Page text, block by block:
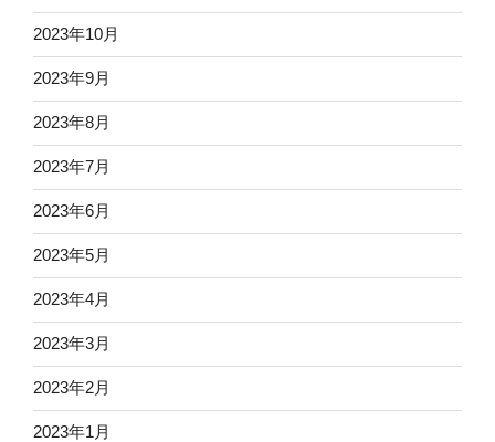
2023年10月
2023年9月
2023年8月
2023年7月
2023年6月
2023年5月
2023年4月
2023年3月
2023年2月
2023年1月